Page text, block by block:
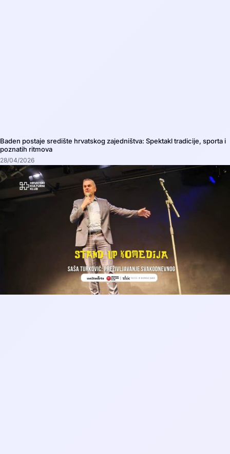
Baden postaje središte hrvatskog zajedništva: Spektakl tradicije, sporta i
poznatih ritmova
28/04/2026